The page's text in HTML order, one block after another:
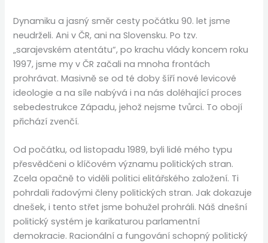
Dynamiku a jasný směr cesty počátku 90. let jsme
neudrželi. Ani v ČR, ani na Slovensku. Po tzv.
„sarajevském atentátu“, po krachu vlády koncem roku
1997, jsme my v ČR začali na mnoha frontách
prohrávat. Masivně se od té doby šíří nové levicové
ideologie a na síle nabývá i na nás doléhající proces
sebedestrukce Západu, jehož nejsme tvůrci. To obojí
přichází zvenčí.
Od počátku, od listopadu 1989, byli lidé mého typu
přesvědčeni o klíčovém významu politických stran.
Zcela opačně to viděli politici elitářského založení. Ti
pohrdali řadovými členy politických stran. Jak dokazuje
dnešek, i tento střet jsme bohužel prohráli. Náš dnešní
politický systém je karikaturou parlamentní
demokracie. Racionální a fungování schopný politický